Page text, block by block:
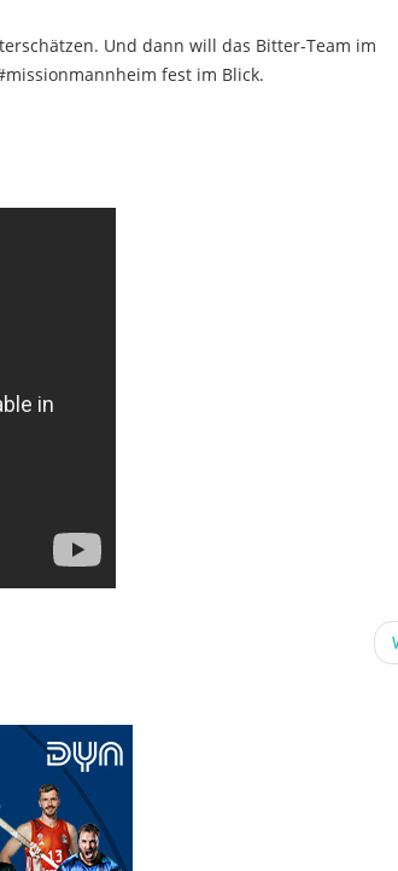
Und dann will das Bitter-Team im
fest im Blick.